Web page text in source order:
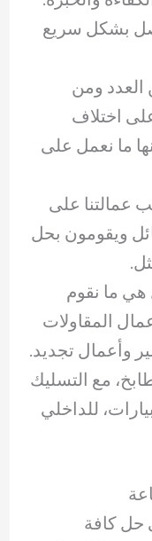
بشكل سريع
ومن
اختلاف
ما نعمل على
عمالتنا على
ويقومون بحل
هي ما نقوم
المقاولات
وأعمال تجديد.
مع التسليك
للداخلي
حل كافة